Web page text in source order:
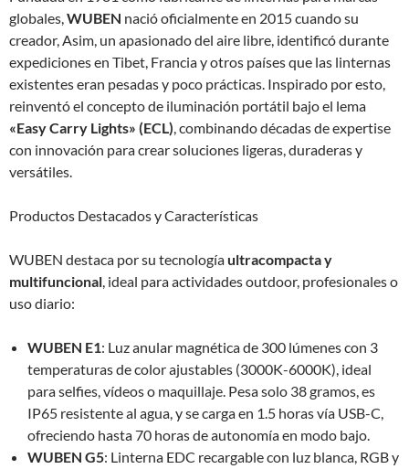
globales,WUBEN nació oficialmente en 2015 cuando su
creador, Asim, un apasionado del aire libre, identificó durante
expediciones en Tibet, Francia y otros países que las linternas
existentes eran pesadas y poco prácticas. Inspirado por esto,
reinventó el concepto de iluminación portátil bajo el lema
«Easy Carry Lights» (ECL), combinando décadas de expertise
con innovación para crear soluciones ligeras, duraderas y
versátiles.
Productos Destacados y Características
WUBEN destaca por su tecnologíaultracompacta y
multifuncional, ideal para actividades outdoor, profesionales o
uso diario:
WUBEN E1: Luz anular magnética de 300 lúmenes con 3
temperaturas de color ajustables (3000K-6000K), ideal
para selfies, vídeos o maquillaje. Pesa solo 38 gramos, es
IP65 resistente al agua, y se carga en 1.5 horas vía USB-C,
ofreciendo hasta 70 horas de autonomía en modo bajo.
WUBEN G5: Linterna EDC recargable con luz blanca, RGB y